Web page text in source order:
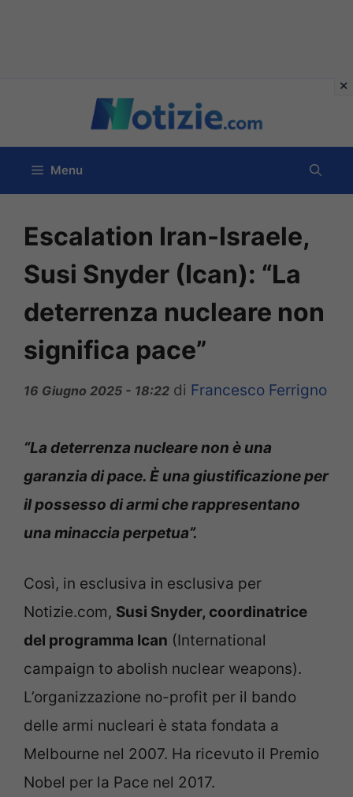
contenuto
Menu
Escalation Iran-Israele,
Susi Snyder (Ican): “La
deterrenza nucleare non
significa pace”
16 Giugno 2025 - 18:22 di Francesco Ferrigno
“La deterrenza nucleare non è una
garanzia di pace. È una giustificazione per
il possesso di armi che rappresentano
una minaccia perpetua”.
Così, in esclusiva in esclusiva per
Notizie.com, Susi Snyder, coordinatrice
del programma Ican (International
campaign to abolish nuclear weapons).
L’organizzazione no-profit per il bando
delle armi nucleari è stata fondata a
Melbourne nel 2007. Ha ricevuto il Premio
Nobel per la Pace nel 2017.